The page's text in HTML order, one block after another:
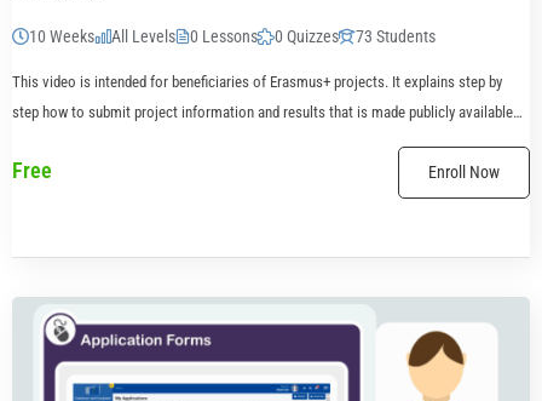
10 Weeks All Levels 0 Lessons 0 Quizzes 73 Students
This video is intended for beneficiaries of Erasmus+ projects. It explains step by
step how to submit project information and results that is made publicly available
Free Enroll Now